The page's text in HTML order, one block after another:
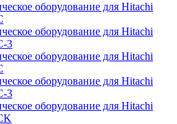
оборудование для Hitachi
оборудование для Hitachi
3
оборудование для Hitachi
оборудование для Hitachi
3
оборудование для Hitachi